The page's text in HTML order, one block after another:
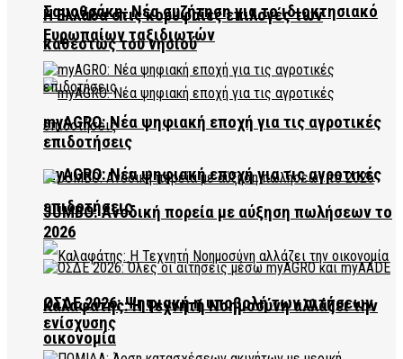
Σαμοθράκη: Νέα συζήτηση για το ιδιοκτησιακό
καθεστώς του νησιού
myAGRO: Νέα ψηφιακή εποχή για τις αγροτικές
επιδοτήσεις
Καλαφάτης: Η Τεχνητή Νοημοσύνη αλλάζει την
οικονομία
Η Ελλάδα στις κορυφαίες επιλογές των
Ευρωπαίων ταξιδιωτών
myAGRO: Νέα ψηφιακή εποχή για τις αγροτικές
επιδοτήσεις
JUMBO: Ανοδική πορεία με αύξηση πωλήσεων το
2026
ΟΣΔΕ 2026: Ψηφιακή η υποβολή των αιτήσεων
ενίσχυσης